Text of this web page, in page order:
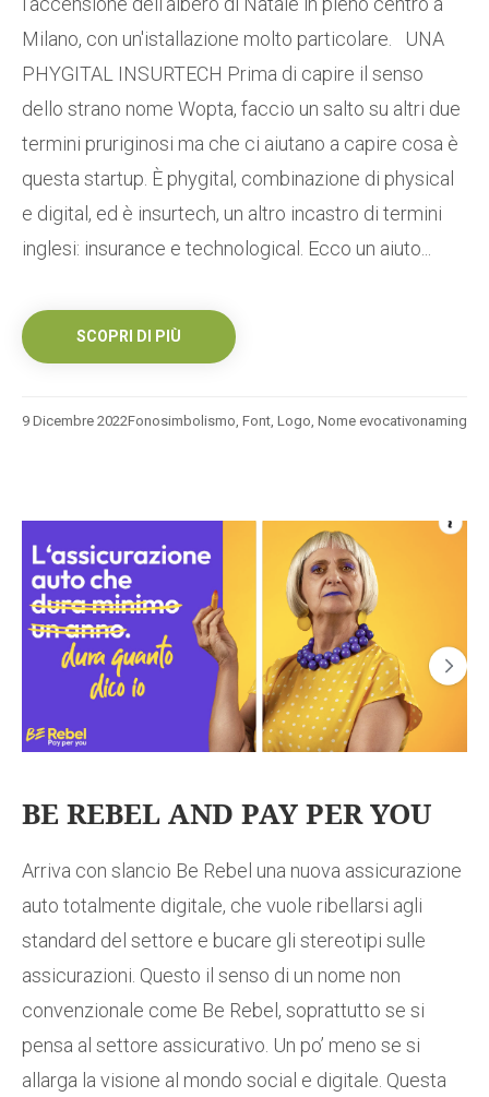
Milano, con un'istallazione molto particolare. UNA
PHYGITAL INSURTECH Prima di capire il senso
dello strano nome Wopta, faccio un salto su altri due
termini pruriginosi ma che ci aiutano a capire cosa è
questa startup. È phygital, combinazione di physical
e digital, ed è insurtech, un altro incastro di termini
inglesi: insurance e technological. Ecco un aiuto...
SCOPRI DI PIÙ
9 Dicembre 2022 naming
Fonosimbolismo Font Logo Nome evocativo
BE REBEL AND PAY PER YOU
Arriva con slancio Be Rebel una nuova assicurazione
auto totalmente digitale, che vuole ribellarsi agli
standard del settore e bucare gli stereotipi sulle
assicurazioni. Questo il senso di un nome non
convenzionale come Be Rebel, soprattutto se si
pensa al settore assicurativo. Un po’ meno se si
allarga la visione al mondo social e digitale. Questa